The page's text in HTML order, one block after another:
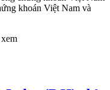
khoán Việt Nam và
xem